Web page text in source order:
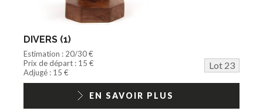
DIVERS (1)
Estimation : 20/30 €
Prix de départ : 15 €
Lot 23
Adjugé : 15 €
EN SAVOIR PLUS